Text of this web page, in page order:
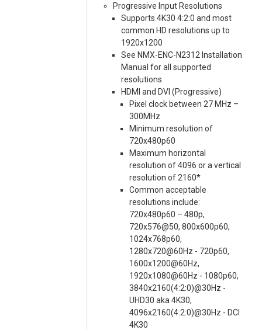
Progressive Input Resolutions
Supports 4K30 4:2:0 and most
common HD resolutions up to
1920x1200
See NMX-ENC-N2312 Installation
Manual for all supported
resolutions
HDMI and DVI (Progressive)
Pixel clock between 27 MHz –
300MHz
Minimum resolution of
720x480p60
Maximum horizontal
resolution of 4096 or a vertical
resolution of 2160*
Common acceptable
resolutions include:
720x480p60 – 480p,
720x576@50, 800x600p60,
1024x768p60,
1280x720@60Hz - 720p60,
1600x1200@60Hz,
1920x1080@60Hz - 1080p60,
3840x2160(4:2:0)@30Hz -
UHD30 aka 4K30,
4096x2160(4:2:0)@30Hz - DCI
4K30